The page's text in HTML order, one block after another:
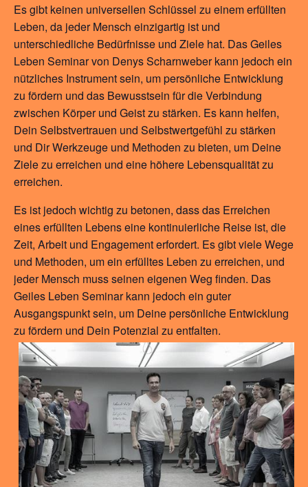
Es gibt keinen universellen Schlüssel zu einem erfüllten
Leben, da jeder Mensch einzigartig ist und
unterschiedliche Bedürfnisse und Ziele hat. Das Geiles
Leben Seminar von Denys Scharnweber kann jedoch ein
nützliches Instrument sein, um persönliche Entwicklung
zu fördern und das Bewusstsein für die Verbindung
zwischen Körper und Geist zu stärken. Es kann helfen,
Dein Selbstvertrauen und Selbstwertgefühl zu stärken
und Dir Werkzeuge und Methoden zu bieten, um Deine
Ziele zu erreichen und eine höhere Lebensqualität zu
erreichen.
Es ist jedoch wichtig zu betonen, dass das Erreichen
eines erfüllten Lebens eine kontinuierliche Reise ist, die
Zeit, Arbeit und Engagement erfordert. Es gibt viele Wege
und Methoden, um ein erfülltes Leben zu erreichen, und
jeder Mensch muss seinen eigenen Weg finden. Das
Geiles Leben Seminar kann jedoch ein guter
Ausgangspunkt sein, um Deine persönliche Entwicklung
zu fördern und Dein Potenzial zu entfalten.